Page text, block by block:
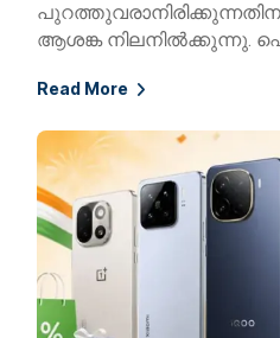
ആശങ്ക നിലനിൽക്കുന്നു.
Read More